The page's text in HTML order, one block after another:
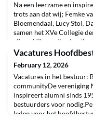
Na een leerzame en
trots aan dat wij; Femke
Bloemendaal, Lucy Stol,
samen het XVe Collegie
vijven kijken wij vol
verenigingsjaar. Wij zien
Vacatures
February 12, 2026
Vacatures in het bestuur:
communityDe vereniging
inspireert alumni sinds
bestuurders voor
leden voor het